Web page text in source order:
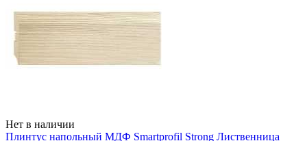
Нет в наличии
Плинтус напольный МДФ Smartprofil Strong Лиственница